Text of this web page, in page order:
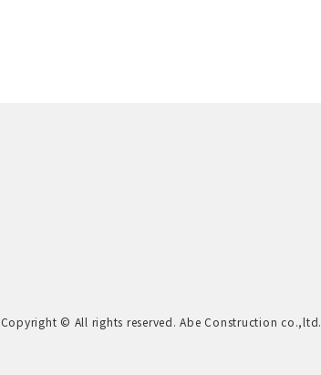
Copyright © All rights reserved. Abe Construction co.,ltd.